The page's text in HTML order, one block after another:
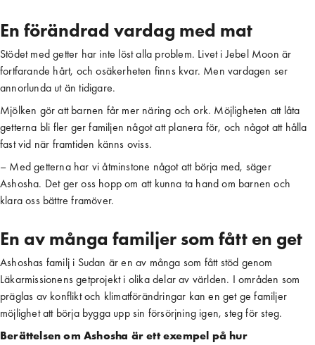
En förändrad vardag med mat
Stödet med getter har inte löst alla problem. Livet i Jebel Moon är
fortfarande hårt, och osäkerheten finns kvar. Men vardagen ser
annorlunda ut än tidigare.
Mjölken gör att barnen får mer näring och ork. Möjligheten att låta
getterna bli fler ger familjen något att planera för, och något att hålla
fast vid när framtiden känns oviss.
– Med getterna har vi åtminstone något att börja med, säger
Ashosha. Det ger oss hopp om att kunna ta hand om barnen och
klara oss bättre framöver.
En av många familjer som fått en get
Ashoshas familj i Sudan är en av många som fått stöd genom
Läkarmissionens getprojekt i olika delar av världen. I områden som
präglas av konflikt och klimatförändringar kan en get ge familjer
möjlighet att börja bygga upp sin försörjning igen, steg för steg.
Berättelsen om Ashosha är ett exempel på hur